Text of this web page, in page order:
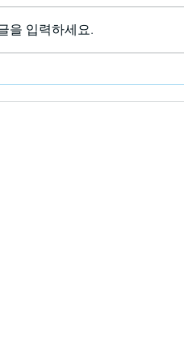
경민포레 8월 프로모션
을 입력하세요.